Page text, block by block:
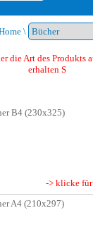
\
die Art des Produkts
erhalten Sie ein Angebot
B4 (230x325)
-> klicke für
A4 (210x297)